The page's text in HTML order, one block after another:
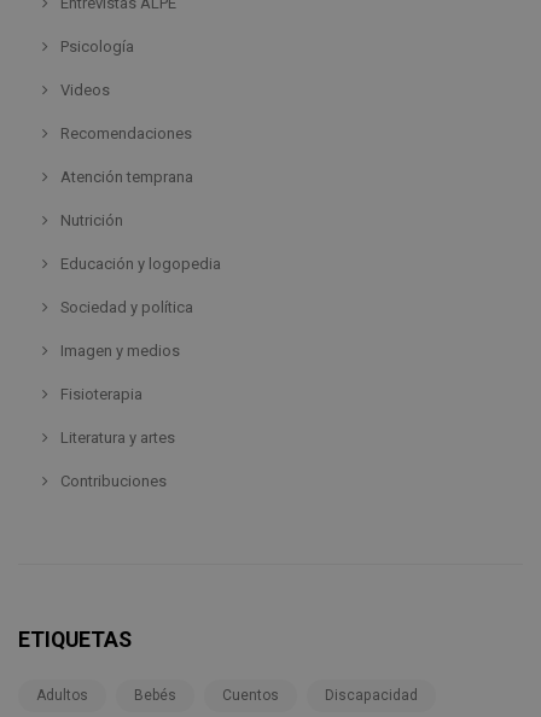
Psicología
Videos
Recomendaciones
Atención temprana
Nutrición
Educación y logopedia
Sociedad y política
Imagen y medios
Fisioterapia
Literatura y artes
Contribuciones
ETIQUETAS
Adultos Bebés Cuentos Discapacidad